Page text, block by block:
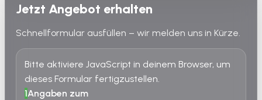
Jetzt Angebot erhalten
Schnellformular ausfüllen – wir melden uns in Kürze.
Bitte aktiviere JavaScript in deinem Browser, um
dieses Formular fertigzustellen.
1Angaben zum